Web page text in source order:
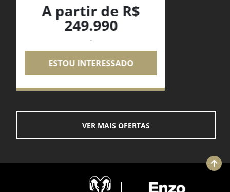
A partir de R$
249.990
.
ESTOU INTERESSADO
VER MAIS OFERTAS